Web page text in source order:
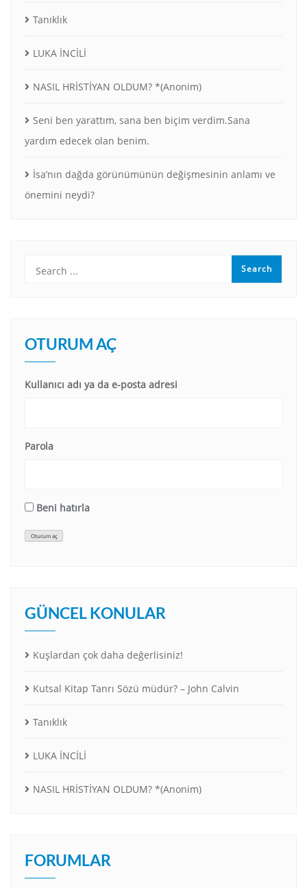
Tanıklık
LUKA İNCİLİ
NASIL HRİSTİYAN OLDUM? *(Anonim)
Seni ben yarattım, sana ben biçim verdim.Sana
yardım edecek olan benim.
İsa’nın dağda görünümünün değişmesinin anlamı ve
önemini neydi?
OTURUM AÇ
Kullanıcı adı ya da e-posta adresi
Parola
Beni hatırla
Oturum aç
GÜNCEL KONULAR
Kuşlardan çok daha değerlisiniz!
Kutsal Kitap Tanrı Sözü müdür? – John Calvin
Tanıklık
LUKA İNCİLİ
NASIL HRİSTİYAN OLDUM? *(Anonim)
FORUMLAR